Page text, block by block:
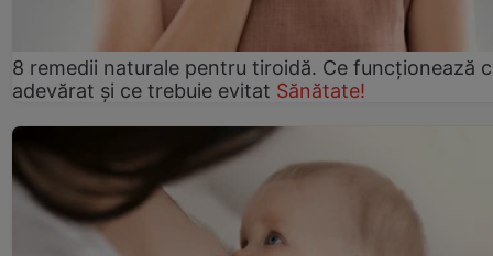
8 remedii naturale pentru tiroidă. Ce funcționează
adevărat și ce trebuie evitat Sănătate!